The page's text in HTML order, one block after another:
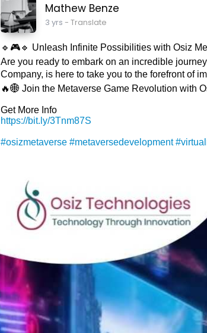
Mathew Benze
3 yrs - Translate
🔹🎮🔹 Unleash Infinite Possibilities with Osiz
Are you ready to embark on an incredible
Company, is here to take you to the forefront of
🔥🌐 Join the Metaverse Game Revolution with
Get More Info
https://bit.ly/3Tnm87S
#osizmetaverse #metaversedevelopment